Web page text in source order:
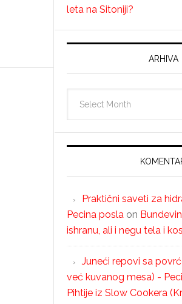
leta na Sitoniji?
ARHIVA
Praktični saveti za
Pecina posla on
ishranu, ali i negu tela i
Juneći repovi sa
već kuvanog mesa) -
Pihtije iz Slow Cookera